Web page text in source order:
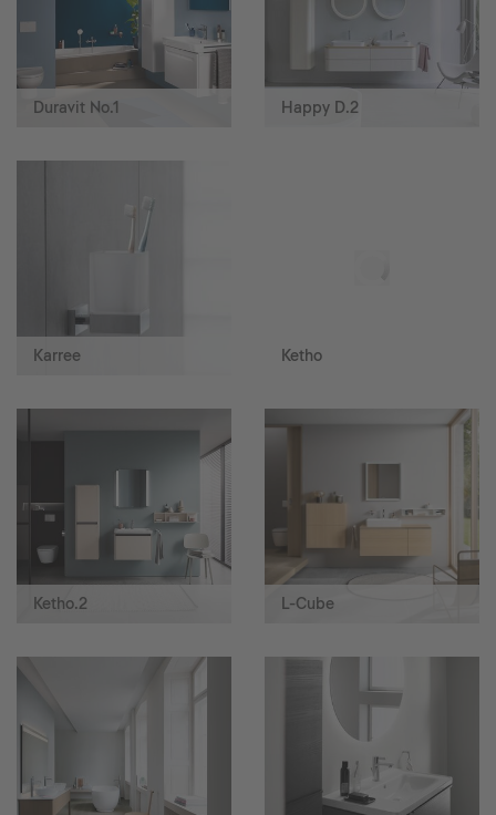
Duravit No.1 Happy D.2
Karree Ketho
Ketho.2 L-Cube